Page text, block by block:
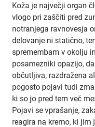
Koža je največji organ
vlogo pri zaščiti pred
notranjega ravnovesja
delovanje ni statično,
spremembam v okolju
posamezniki opazijo,
občutljiva, razdražena
pogosto pojavi tudi
ki so jo pred tem več
Pojavi se vprašanje,
reagira na kremo, ki jim